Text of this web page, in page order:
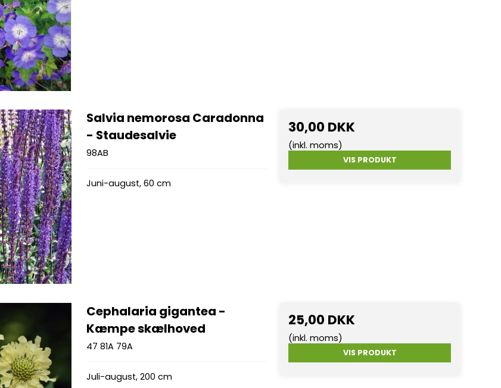
Salvia nemorosa Caradonna
- Staudesalvie
98AB
Juni-august, 60 cm
30,00 DKK
(inkl. moms)
VIS PRODUKT
Cephalaria gigantea -
Kæmpe skælhoved
47 81A 79A
Juli-august, 200 cm
25,00 DKK
(inkl. moms)
VIS PRODUKT